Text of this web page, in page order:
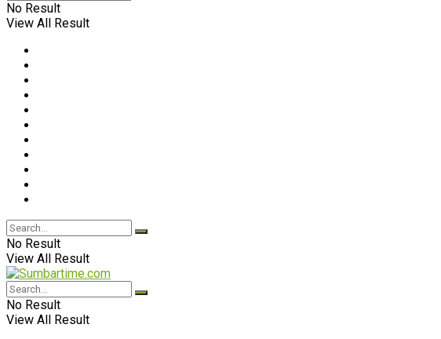
No Result
View All Result
No Result
View All Result
No Result
View All Result